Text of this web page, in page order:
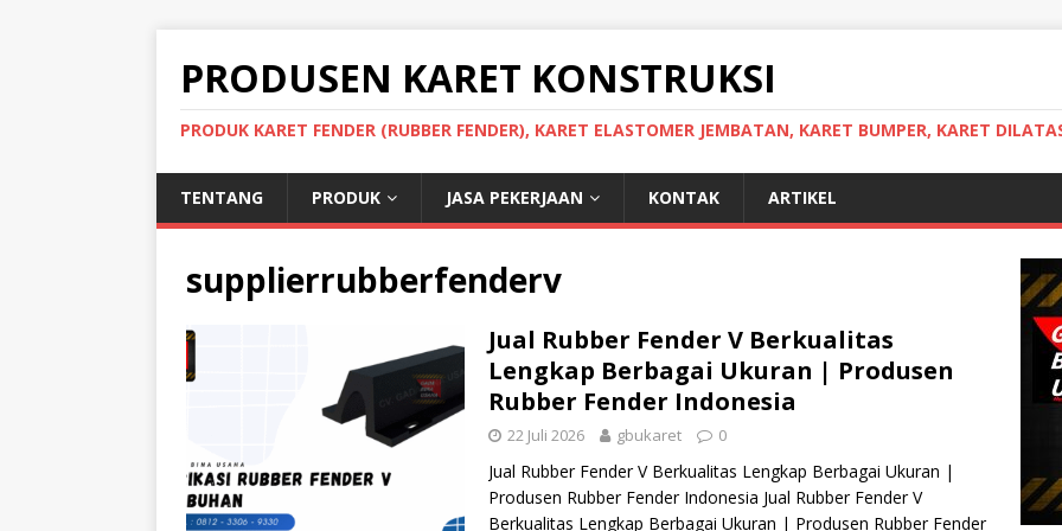
PRODUSEN KARET KONSTRUKSI
PRODUK KARET FENDER (RUBBER FENDER), KARET ELASTOMER JEMBATAN, KARET BUMPER, KARET
TENTANG PRODUK JASA PEKERJAAN KONTAK ARTIKEL
supplierrubberfenderv
Jual Rubber Fender V Berkualitas
Lengkap Berbagai Ukuran | Produsen
Rubber Fender Indonesia
22 Juli 2026 gbukaret 0
Jual Rubber Fender V Berkualitas Lengkap Berbagai Ukuran |
Produsen Rubber Fender Indonesia Jual Rubber Fender V
Berkualitas Lengkap Berbagai Ukuran | Produsen Rubber Fender